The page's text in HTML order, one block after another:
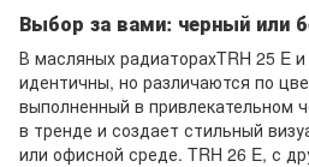
Выбор за вами: черный или
В масляных радиаторахTRH 25 E и
идентичны, но различаются по
выполненный в привлекательном
в тренде и создает стильный
или офисной среде. TRH 26 E, с